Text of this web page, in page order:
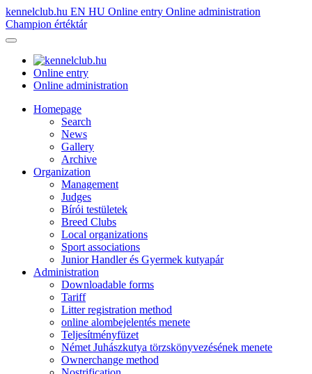
kennelclub.hu EN HU Online entry Online administration
Champion értéktár
Online entry
Online administration
Homepage
Search
News
Gallery
Archive
Organization
Management
Judges
Bírói testületek
Breed Clubs
Local organizations
Sport associations
Junior Handler és Gyermek kutyapár
Administration
Downloadable forms
Tariff
Litter registration method
online alombejelentés menete
Teljesítményfüzet
Német Juhászkutya törzskönyvezésének menete
Ownerchange method